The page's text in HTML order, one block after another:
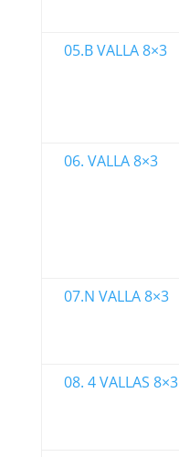
05.B VALLA 8×3
06. VALLA 8×3
07.N VALLA 8×3
08. 4 VALLAS 8×3